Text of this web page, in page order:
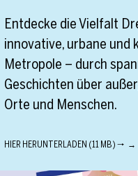
Entdecke die Vielfalt
innovative, urbane und
Metropole – durch
Geschichten über
Orte und Menschen.
HIER HERUNTERLADEN (11 MB) 🠒